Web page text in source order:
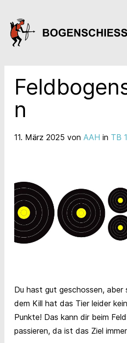
n
11. März 2025 von AAH in TB
Du hast gut geschossen, aber
dem Kill hat das Tier leider
Punkte! Das kann dir beim
passieren, da ist das Ziel